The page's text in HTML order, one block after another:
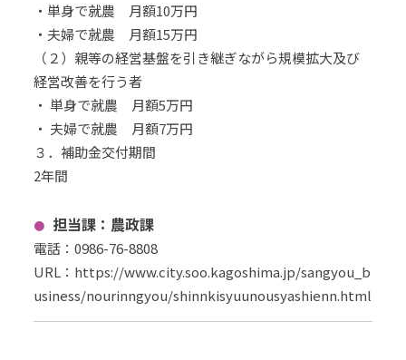
・単身で就農 月額10万円
・夫婦で就農 月額15万円
（２）親等の経営基盤を引き継ぎながら規模拡大及び
経営改善を行う者
・ 単身で就農 月額5万円
・ 夫婦で就農 月額7万円
３．補助金交付期間
2年間
担当課：農政課
電話：0986-76-8808
URL： https://www.city.soo.kagoshima.jp/sangyou_b
usiness/nourinngyou/shinnkisyuunousyashienn.html